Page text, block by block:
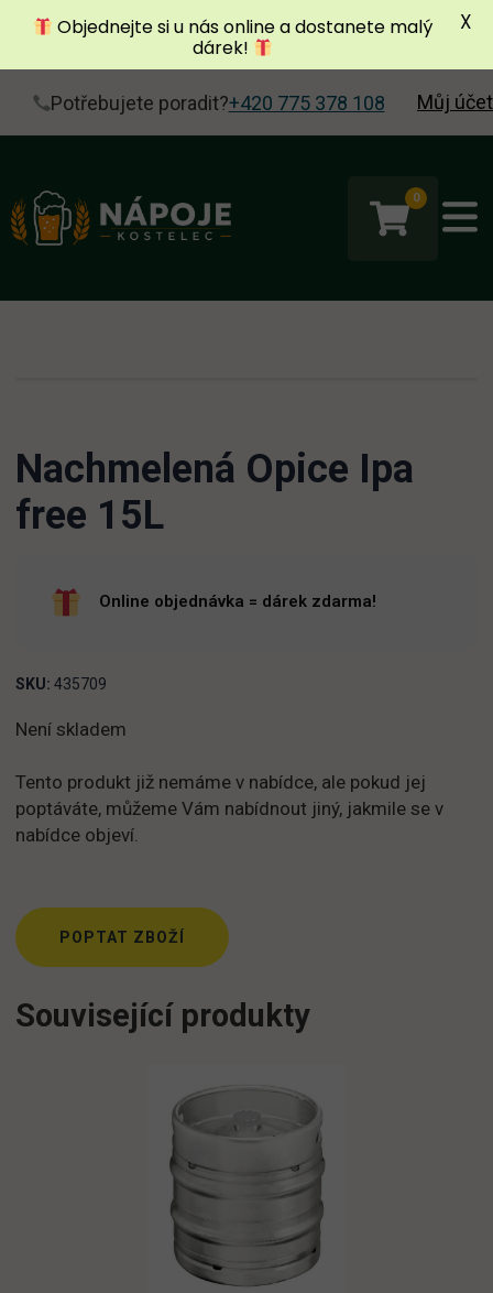
Potřebujete poradit?+420 775 378 108 Můj účet
0
Nachmelená Opice Ipa
free 15L
Online objednávka = dárek zdarma!
SKU: 435709
Není skladem
Tento produkt již nemáme v nabídce, ale pokud jej
poptáváte, můžeme Vám nabídnout jiný, jakmile se v
nabídce objeví.
POPTAT ZBOŽÍ
Související produkty
Objednejte si u nás online a dostanete malý
dárek!
X